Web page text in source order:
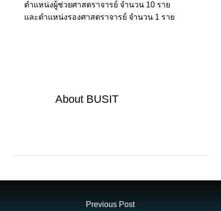
ตำแหน่งผู้ช่วยศาสตราจารย์ จำนวน 10 ราย
และตำแหน่งรองศาสตราจารย์ จำนวน 1 ราย
AboutBUSIT
Previous Post